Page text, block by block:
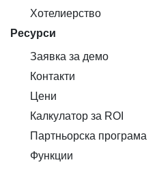
Хотелиерство
Ресурси
Заявка за демо
Контакти
Цени
Калкулатор за ROI
Партньорска програма
Функции